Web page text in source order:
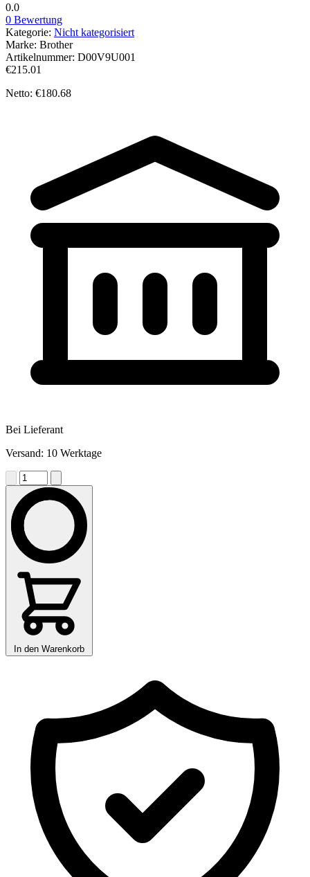
0.0
0 Bewertung
Kategorie: Nicht kategorisiert
Marke: Brother
Artikelnummer: D00V9U001
€215.01
Netto: €180.68
Bei Lieferant
Versand: 10 Werktage
In den Warenkorb